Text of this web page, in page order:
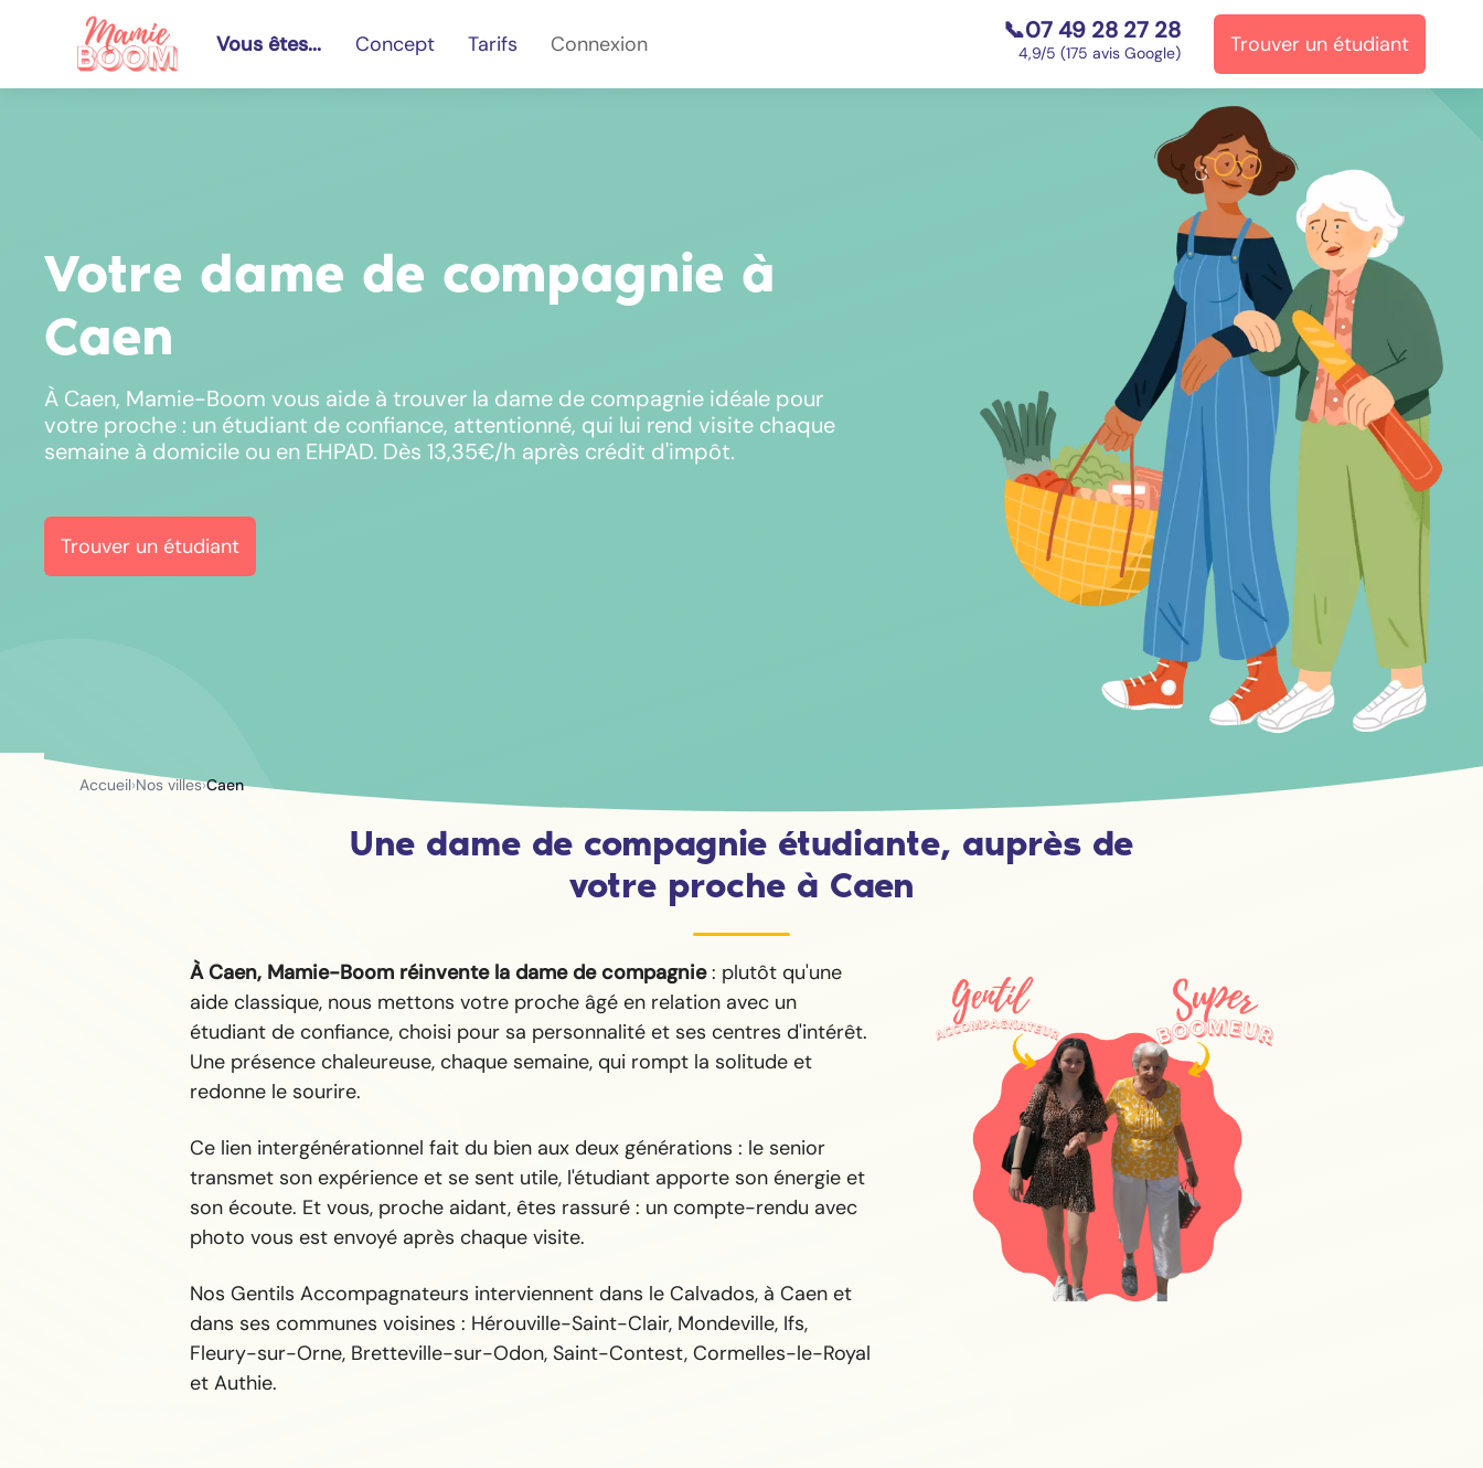
Vous êtes... Concept Tarifs Connexion 📞07 49 28 27 28
4,9/5 (175 avis Google) Trouver un étudiant
Votre dame de compagnie à
Caen
À Caen, Mamie-Boom vous aide à trouver la dame de compagnie idéale pour
votre proche : un étudiant de confiance, attentionné, qui lui rend visite chaque
semaine à domicile ou en EHPAD. Dès 13,35€/h après crédit d'impôt.
Trouver un étudiant
Accueil›Nos villes›Caen
Une dame de compagnie étudiante, auprès de
votre proche à Caen
À Caen, Mamie-Boom réinvente la dame de compagnie: plutôt qu'une
aide classique, nous mettons votre proche âgé en relation avec un
étudiant de confiance, choisi pour sa personnalité et ses centres d'intérêt.
Une présence chaleureuse, chaque semaine, qui rompt la solitude et
redonne le sourire.
Ce lien intergénérationnel fait du bien aux deux générations : le senior
transmet son expérience et se sent utile, l'étudiant apporte son énergie et
son écoute. Et vous, proche aidant, êtes rassuré : un compte-rendu avec
photo vous est envoyé après chaque visite.
Nos Gentils Accompagnateurs interviennent dans le Calvados, à Caen et
dans ses communes voisines : Hérouville-Saint-Clair, Mondeville, Ifs,
Fleury-sur-Orne, Bretteville-sur-Odon, Saint-Contest, Cormelles-le-Royal
et Authie.